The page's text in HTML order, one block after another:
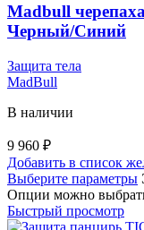
Madbull
Черный/Синий
Защита тела
MadBull
В наличии
9 960 ₽
Добавить в список
Выберите параметры
Опции можно
Быстрый просмотр